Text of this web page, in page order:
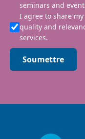
seminars and
I agree to share
quality and
services.
Soumettre